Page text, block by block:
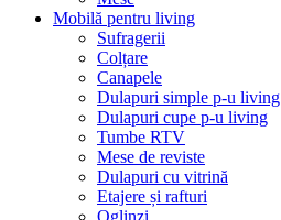
Mobilă pentru living
Sufragerii
Colțare
Canapele
Dulapuri simple p-u living
Dulapuri cupe p-u living
Tumbe RTV
Mese de reviste
Dulapuri cu vitrină
Etajere și rafturi
Oglinzi